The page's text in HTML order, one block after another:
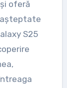
oferă
S25